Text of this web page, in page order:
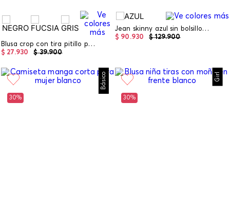
Blusa crop con tira pitillo para mujer
$ 39.900
$ 27.930
Jean skinny azul sin bolsillos tiro alto
$ 129.900
$ 90 .930
Básico
30%
Girl
30%